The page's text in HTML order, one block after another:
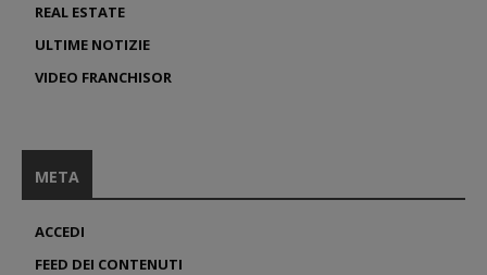
REAL ESTATE
ULTIME NOTIZIE
VIDEO FRANCHISOR
META
ACCEDI
FEED DEI CONTENUTI